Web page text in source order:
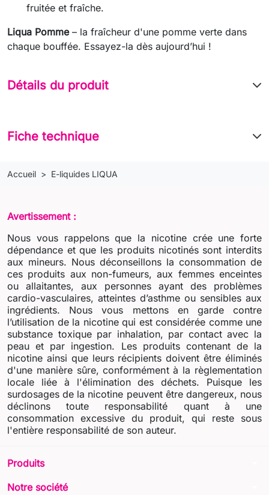
fruitée et fraîche.
Liqua Pomme– la fraîcheur d'une pomme verte dans
chaque bouffée. Essayez-la dès aujourd’hui !
Détails du produit
Fiche technique
Accueil E-liquides LIQUA
Avertissement :
Nous vous rappelons que la nicotine crée une forte
dépendance et que les produits nicotinés sont interdits
aux mineurs. Nous déconseillons la consommation de
ces produits aux non-fumeurs, aux femmes enceintes
ou allaitantes, aux personnes ayant des problèmes
cardio-vasculaires, atteintes d’asthme ou sensibles aux
ingrédients. Nous vous mettons en garde contre
l’utilisation de la nicotine qui est considérée comme une
substance toxique par inhalation, par contact avec la
peau et par ingestion. Les produits contenant de la
nicotine ainsi que leurs récipients doivent être éliminés
d'une manière sûre, conformément à la règlementation
locale liée à l'élimination des déchets. Puisque les
surdosages de la nicotine peuvent être dangereux, nous
déclinons toute responsabilité quant à une
consommation excessive du produit, qui reste sous
l'entière responsabilité de son auteur.
Produits
Notre société